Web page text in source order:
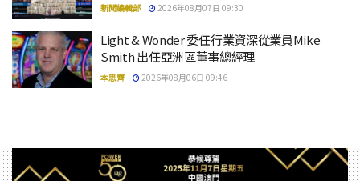
新聞編輯部 2026年08月07日 09:30
Light & Wonder 委任行業資深從業員Mike
Smith 出任亞洲區董事總經理
本思齊 2026年08月06日 09:46